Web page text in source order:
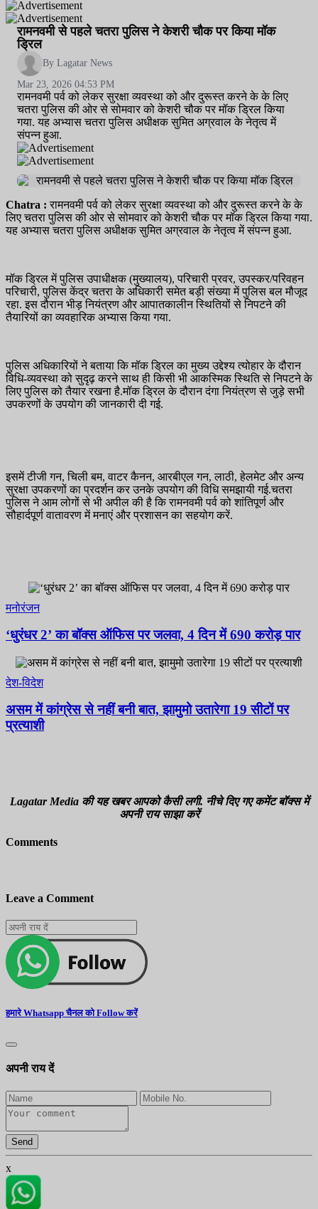
रामनवमी से पहले चतरा पुलिस ने केशरी चौक पर किया मॉक
ड्रिल
By Lagatar News
Mar 23, 2026 04:53 PM
रामनवमी पर्व को लेकर सुरक्षा व्यवस्था को और दुरूस्त करने के के लिए
चतरा पुलिस की ओर से सोमवार को केशरी चौक पर मॉक ड्रिल किया
गया. यह अभ्यास चतरा पुलिस अधीक्षक सुमित अग्रवाल के नेतृत्व में
संपन्न हुआ.
Chatra :रामनवमी पर्व को लेकर सुरक्षा व्यवस्था को और दुरूस्त करने के के
लिए चतरा पुलिस की ओर से सोमवार को केशरी चौक पर मॉक ड्रिल किया गया.
यह अभ्यास चतरा पुलिस अधीक्षक सुमित अग्रवाल के नेतृत्व में संपन्न हुआ.
मॉक ड्रिल में पुलिस उपाधीक्षक (मुख्यालय), परिचारी प्रवर, उपस्कर/परिवहन
परिचारी, पुलिस केंद्र चतरा के अधिकारी समेत बड़ी संख्या में पुलिस बल मौजूद
रहा. इस दौरान भीड़ नियंत्रण और आपातकालीन स्थितियों से निपटने की
तैयारियों का व्यवहारिक अभ्यास किया गया.
पुलिस अधिकारियों ने बताया कि मॉक ड्रिल का मुख्य उद्देश्य त्योहार के दौरान
विधि-व्यवस्था को सुदृढ़ करने साथ ही किसी भी आकस्मिक स्थिति से निपटने के
लिए पुलिस को तैयार रखना है.मॉक ड्रिल के दौरान दंगा नियंत्रण से जुड़े सभी
उपकरणों के उपयोग की जानकारी दी गई.
इसमें टीजी गन, चिली बम, वाटर कैनन, आरबीएल गन, लाठी, हेलमेट और अन्य
सुरक्षा उपकरणों का प्रदर्शन कर उनके उपयोग की विधि समझायी गई.चतरा
पुलिस ने आम लोगों से भी अपील की है कि रामनवमी पर्व को शांतिपूर्ण और
सौहार्दपूर्ण वातावरण में मनाएं और प्रशासन का सहयोग करें.
मनोरंजन
‘धुरंधर 2’ का बॉक्स ऑफिस पर जलवा, 4 दिन में 690 करोड़ पार
देश-विदेश
असम में कांग्रेस से नहीं बनी बात, झामुमो उतारेगा 19 सीटों पर
प्रत्याशी
Lagatar Media की यह खबर आपको कैसी लगी. नीचे दिए गए कमेंट बॉक्स में
अपनी राय साझा करें
Comments
Leave a Comment
हमारे Whatsapp चैनल को Follow करें
अपनी राय दें
Send
x